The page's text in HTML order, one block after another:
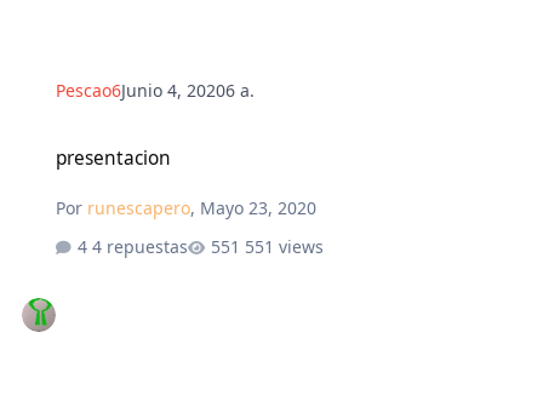
Pescao6Junio 4, 20206 a.
presentacion
Por runescapero, Mayo 23, 2020
4 repuestas
551 views